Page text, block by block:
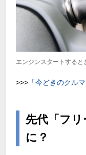
エンジンスタートする
>>> 「今どきのクル
先代「フ
に？